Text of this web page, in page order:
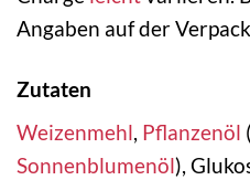
Angaben auf der
Zutaten
Weizenmehl, Pflanzenöl
Sonnenblumenöl),